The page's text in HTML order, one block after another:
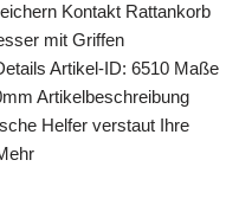
Kontakt Rattankorb
mit Griffen
Artikel-ID: 6510 Maße
Artikelbeschreibung
Helfer verstaut Ihre